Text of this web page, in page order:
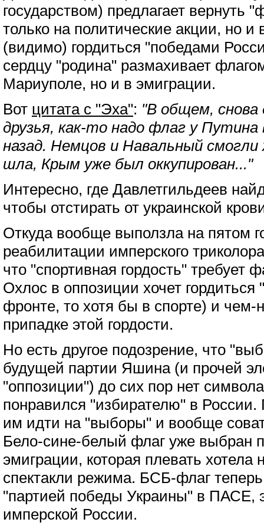
государством) предлагает вернуть
только на политические акции, но
(видимо) гордиться "победами
сердцу "родина" размахивает
Мариуполе, но и в эмиграции.
Вот цитата с "Эха": "В общем,
друзья, как-то надо флаг у
назад. Немцов и Навальный смогли
шла, Крым уже был оккупирован..."
Интересно, где Давлетгильдеев
чтобы отстирать от украинской
Откуда вообще выползла на пятом
реабилитации имперского
что "спортивная гордость" требует
Охлос в оппозиции хочет
фронте, то хотя бы в спорте) и чем-
припадке этой гордости.
Но есть другое подозрение, что
будущей партии Яшина (и прочей
"оппозиции") до сих пор нет
понравился "избирателю" в России.
им идти на "выборы" и вообще
Бело-сине-белый флаг уже выбран
эмиграции, которая плевать
спектакли режима. БСБ-флаг
"партией победы Украины" в ПАСЕ,
имперской России.